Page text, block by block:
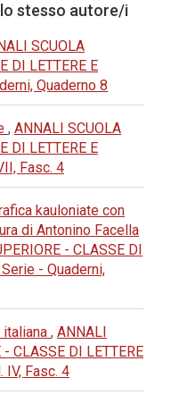
stesso autore/i
SCUOLA
DI LETTERE E
Quaderno 8
, ANNALI SCUOLA
DI LETTERE E
Fasc. 4
kauloniate con
di Antonino Facella
- CLASSE DI
- Quaderni,
, ANNALI
CLASSE DI LETTERE
IV, Fasc. 4